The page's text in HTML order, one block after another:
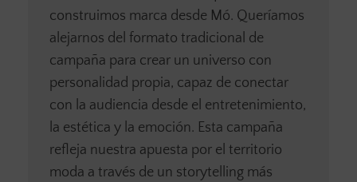
construimos marca desde Mó. Queríamos
alejarnos del formato tradicional de
campaña para crear un universo con
personalidad propia, capaz de conectar
con la audiencia desde el entretenimiento,
la estética y la emoción. Esta campaña
refleja nuestra apuesta por el territorio
moda a través de un storytelling más